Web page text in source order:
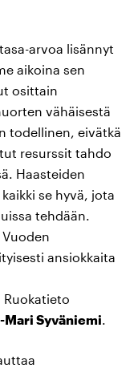
arvoa lisännyt
aikoina sen
osittain
vähäisestä
todellinen, eivätkä
resurssit tahdo
Haasteiden
se hyvä, jota
tehdään.
ansiokkaita
Mari Syväniemi